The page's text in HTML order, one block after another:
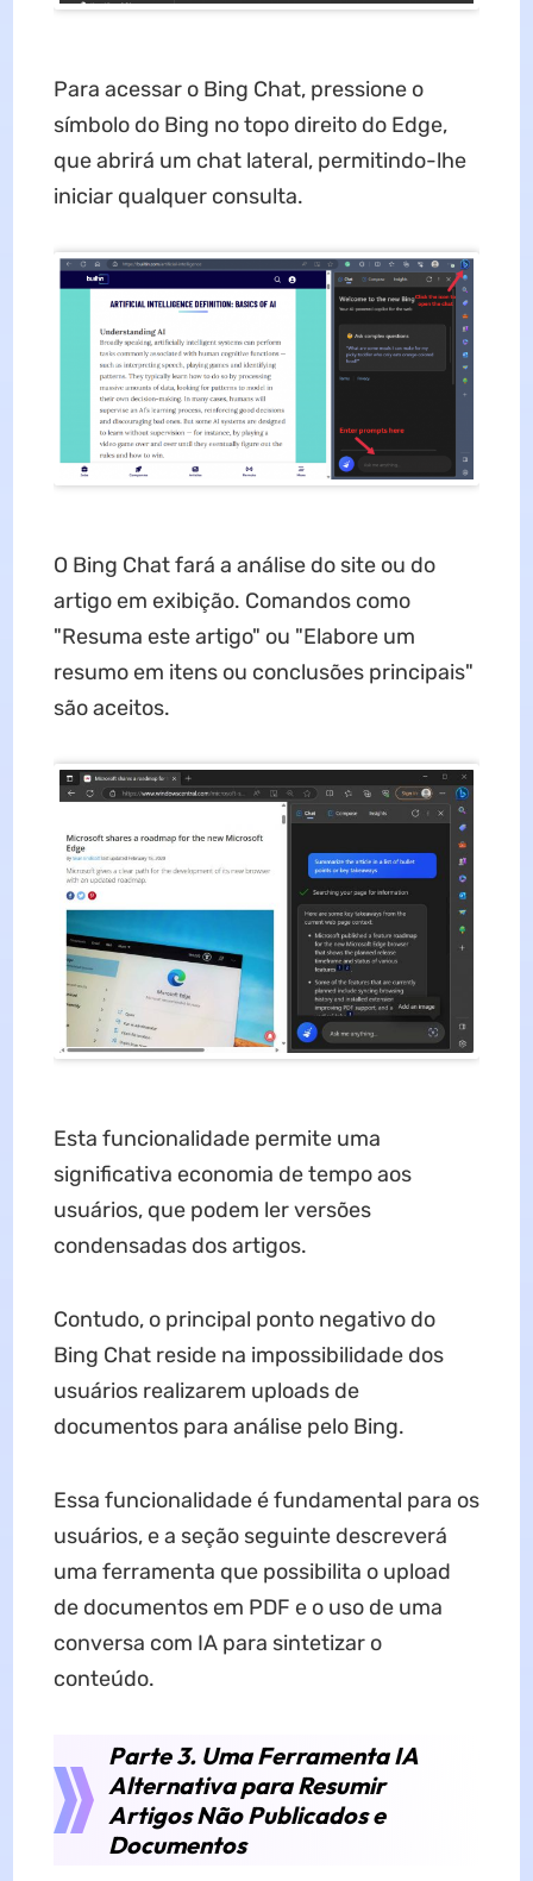
Para acessar o Bing Chat, pressione o
símbolo do Bing no topo direito do Edge,
que abrirá um chat lateral, permitindo-lhe
iniciar qualquer consulta.
O Bing Chat fará a análise do site ou do
artigo em exibição. Comandos como
"Resuma este artigo" ou "Elabore um
resumo em itens ou conclusões principais"
são aceitos.
Esta funcionalidade permite uma
significativa economia de tempo aos
usuários, que podem ler versões
condensadas dos artigos.
Contudo, o principal ponto negativo do
Bing Chat reside na impossibilidade dos
usuários realizarem uploads de
documentos para análise pelo Bing.
Essa funcionalidade é fundamental para os
usuários, e a seção seguinte descreverá
uma ferramenta que possibilita o upload
de documentos em PDF e o uso de uma
conversa com IA para sintetizar o
conteúdo.
Parte 3. Uma Ferramenta IA
Alternativa para Resumir
Artigos Não Publicados e
Documentos